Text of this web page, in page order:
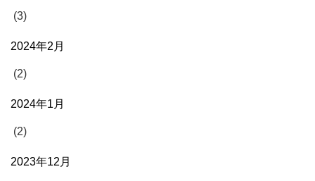
(3)
2024年2月
(2)
2024年1月
(2)
2023年12月